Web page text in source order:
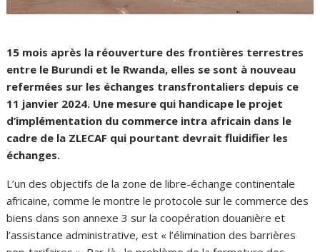
15 mois après la réouverture des frontières terrestres
entre le Burundi et le Rwanda, elles se sont à nouveau
refermées sur les échanges transfrontaliers depuis ce
11 janvier 2024. Une mesure qui handicape le projet
d’implémentation du commerce intra africain dans le
cadre de la ZLECAF qui pourtant devrait fluidifier les
échanges.
L’un des objectifs de la zone de libre-échange continentale
africaine, comme le montre le protocole sur le commerce des
biens dans son annexe 3 sur la coopération douanière et
l’assistance administrative, est « l’élimination des barrières